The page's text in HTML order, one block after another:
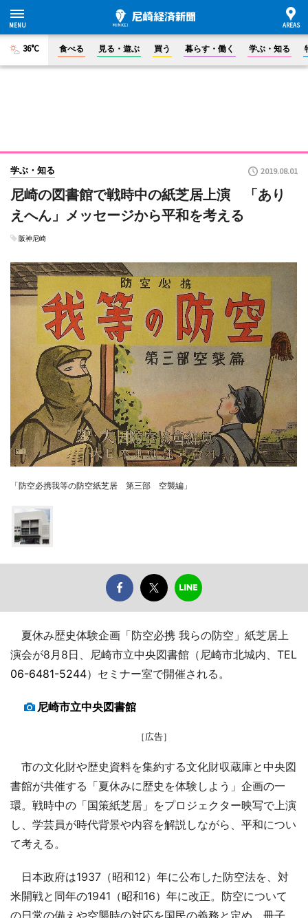
36°C 食べる 見る・遊ぶ 買う 暮らす・働く 学ぶ・知る
学ぶ・知る 2019.08.01
尼崎の図書館で戦時中の紙芝居上演 「あり
えへん」メッセージから平和を考える
阪神尼崎
「防空必携我等の防空紙芝居 第三部 空襲編」
夏休み歴史体験企画「防空必携 我らの防空」紙芝居上
演会が8月8日、尼崎市立中央図書館（尼崎市北城内、TEL
06-6481-5244）セミナー室で開催される。
尼崎市立中央図書館
［広告］
市の文化財や歴史資料を集約する文化財収蔵庫と中央図
書館が共催する「夏休みに歴史を体験しよう」企画の一
環。戦時中の「国策紙芝居」をプロジェクター映写で上演
し、学芸員が時代背景や内容を解説しながら、平和につい
て考える。
日本政府は1937（昭和12）年に公布した防空法を、対
米開戦と同年の1941（昭和16）年に改正。防空について
の日常の備えや空襲時の対応を国民の義務と定め、冊子